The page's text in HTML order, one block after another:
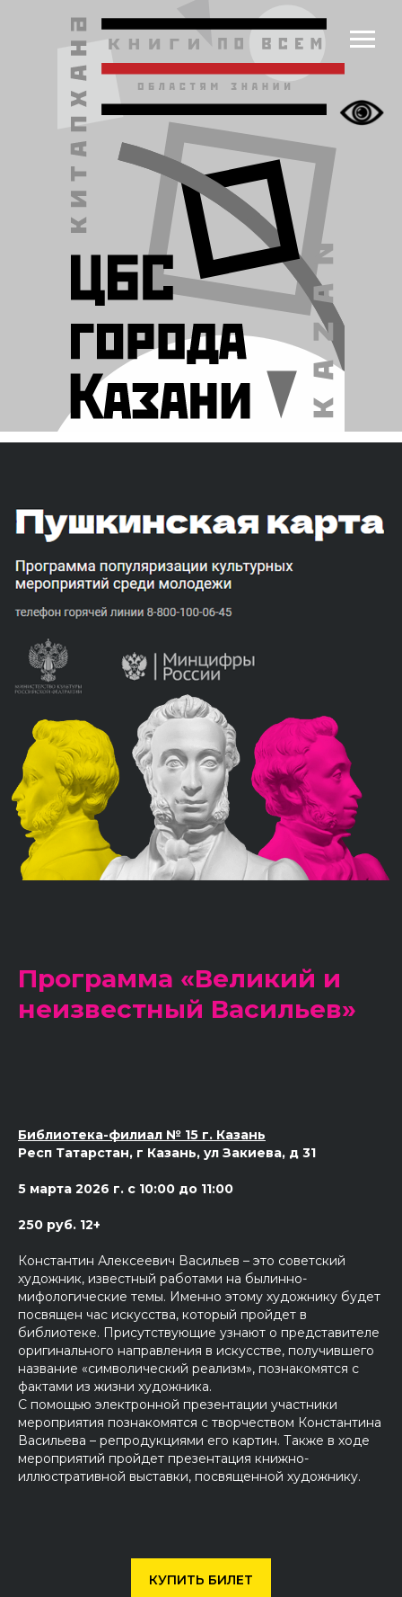
Программа «Великий и
неизвестный Васильев»
Библиотека-филиал № 15 г. Казань
Респ Татарстан, г Казань, ул Закиева, д 31
5 марта 2026 г. с 10:00 до 11:00
250 руб. 12+
Константин Алексеевич Васильев – это советский
художник, известный работами на былинно-
мифологические темы. Именно этому художнику будет
посвящен час искусства, который пройдет в
библиотеке. Присутствующие узнают о представителе
оригинального направления в искусстве, получившего
название «символический реализм», познакомятся с
фактами из жизни художника.
С помощью электронной презентации участники
мероприятия познакомятся с творчеством Константина
Васильева – репродукциями его картин. Также в ходе
мероприятий пройдет презентация книжно-
иллюстративной выставки, посвященной художнику.
КУПИТЬ БИЛЕТ